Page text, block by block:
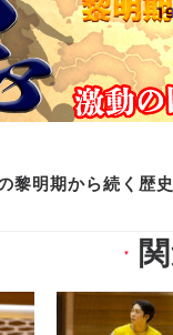
黎明期から続く歴
▼